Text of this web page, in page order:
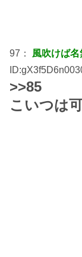
97： 風吹けば名
>>85
こいつは